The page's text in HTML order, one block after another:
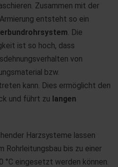
Zusammen mit der
entsteht so ein
. Die
ist so hoch, dass
von
bzw.
kann. Dies ermöglicht den
und führt zu langen
Harzsysteme lassen
Rohrleitungsbau bis zu einer
eingesetzt werden können.